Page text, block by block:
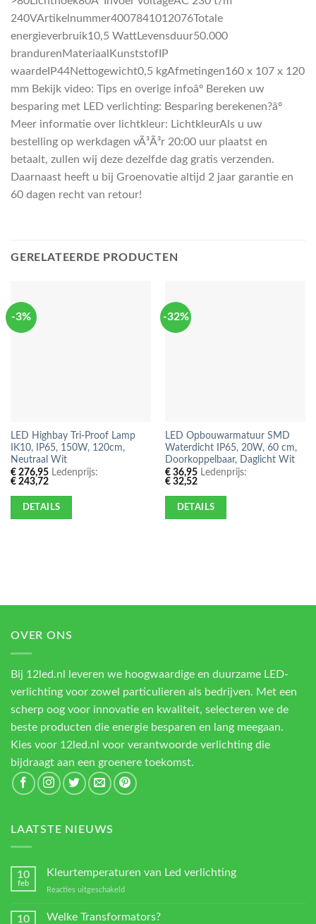
240VArtikelnummer4007841012076Totale
energieverbruik10,5 WattLevensduur50.000
brandurenMateriaalKunststofIP
waardeIP44Nettogewicht0,5 kgAfmetingen160 x 107 x 120
mm Bekijk video: Tips en overige infoâº Bereken uw
besparing met LED verlichting: Besparing berekenen?âº
Meer informatie over lichtkleur: LichtkleurAls u uw
bestelling op werkdagen vÃ³Ã³r 20:00 uur plaatst en
betaalt, zullen wij deze dezelfde dag gratis verzenden.
Daarnaast heeft u bij Groenovatie altijd 2 jaar garantie en
60 dagen recht van retour!
GERELATEERDE PRODUCTEN
-3%
LED Highbay Tri-Proof Lamp
IK10, IP65, 150W, 120cm,
Neutraal Wit
€276,95Ledenprijs:
€243,72
DETAILS
-32%
LED Opbouwarmatuur SMD
Waterdicht IP65, 20W, 60 cm,
Doorkoppelbaar, Daglicht Wit
€36,95Ledenprijs:
€32,52
DETAILS
OVER ONS
Bij 12led.nl leveren we hoogwaardige en duurzame LED-
verlichting voor zowel particulieren als bedrijven. Met een
scherp oog voor innovatie en kwaliteit, selecteren we de
beste producten die energie besparen en lang meegaan.
Kies voor 12led.nl voor verantwoorde verlichting die
bijdraagt aan een groenere toekomst.
LAATSTE NIEUWS
10
feb
Kleurtemperaturen van Led verlichting
Reacties uitgeschakeld
van
10 Welke Transformators?